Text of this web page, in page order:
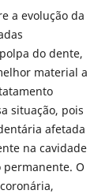
a evolução da
do dente,
material a
situação, pois
afetada
na cavidade
O